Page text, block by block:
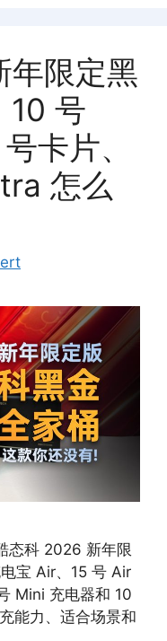
限定黑
10 号
卡片、
怎么
态科 2026 新年限
宝 Air、15 号 Air
Mini 充电器和 10
能力、适合场景和